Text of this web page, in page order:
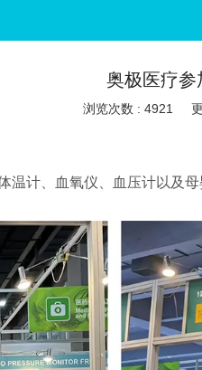
奥极医疗
浏览次数 : 4921
计、血氧仪、血压计以及母